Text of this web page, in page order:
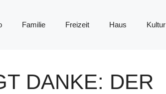
Familie Freizeit Haus Kultur
DANKE: DER